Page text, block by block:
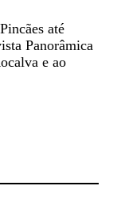
até
Panorâmica
e ao